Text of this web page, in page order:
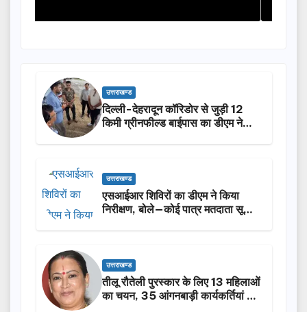
उत्तराखण्ड
दिल्ली-देहरादून कॉरिडोर से जुड़ी 12
किमी ग्रीनफील्ड बाईपास का डीएम ने
उत्तराखण्ड
एसआईआर शिविरों का डीएम ने किया
निरीक्षण, बोले—कोई पात्र मतदाता सूची
उत्तराखण्ड
तीलू रौतेली पुरस्कार के लिए 13 महिलाओं
का चयन, 35 आंगनबाड़ी कार्यकर्तियां भी